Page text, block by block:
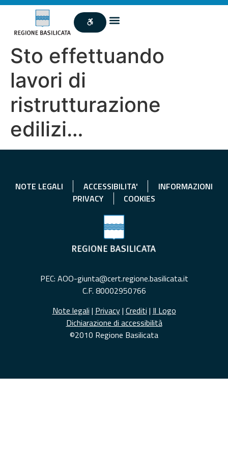
Sto effettuando
lavori di
ristrutturazione
edilizi…
NOTE LEGALI ACCESSIBILITA'
INFORMAZIONI
PRIVACY
COOKIES
PEC: AOO-giunta@cert.regione.basilicata.it
C.F. 80002950766
Note legali | Privacy| Crediti | Il Logo
Dichiarazione di accessibilità
©2010 Regione Basilicata